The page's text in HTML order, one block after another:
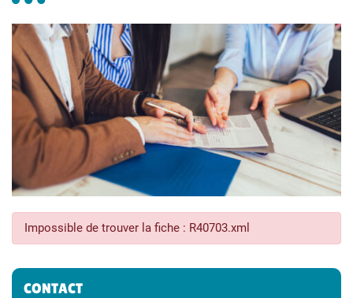
Impossible de trouver la fiche : R40703.xml
Informations complémentaires
CONTACT